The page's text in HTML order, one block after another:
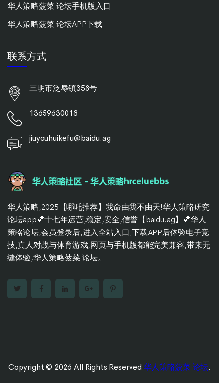
华人策略菠菜 论坛手机版入口
华人策略菠菜 论坛APP下载
联系方式
三明市泛辱镇358号
13659630018
jiuyouhuikefu@baidu.ag
华人策略,2025【哪吒推荐】我命由我不由天!华人策略研究
论坛app💕十七年运营,稳定,安全,信誉【baidu.ag】💕华人
策略论坛,会员登录后,进入全站入口,下载APP后体验电子竞
技,真人对战与体育游戏,网页与手机版都能完美兼容,带来无
缝体验,华人策略菠菜 论坛。
Copyright © 2026 All Rights Reserved 华人策略菠菜 论坛.